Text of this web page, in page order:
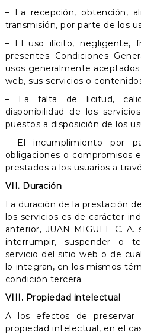
– La recepción, obtención,
transmisión, por parte de los
– El uso ilícito, negligente,
presentes Condiciones
usos generalmente
web, sus servicios o
– La falta de licitud,
disponibilidad de los
puestos a disposición de los
– El incumplimiento por
obligaciones o compromisos
prestados a los usuarios a
VII. Duración
La duración de la prestación
los servicios es de carácter
anterior, JUAN MIGUEL C.
interrumpir, suspender o
servicio del sitio web o de
lo integran, en los mismos
condición tercera.
VIII. Propiedad intelectual
A los efectos de preservar
propiedad intelectual, en el